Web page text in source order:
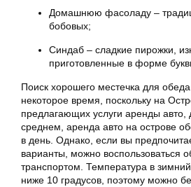
Домашнюю фасоладу –
бобовых;
Синдаб – сладкие пирожки,
приготовленные в форме
Поиск хорошего местечка для
некоторое время, поскольку на
предлагающих услуги аренды авто,
среднем, аренда авто на острове
в день. Однако, если вы
варианты, можно воспользоваться
транспортом. Температура в
ниже 10 градусов, поэтому можно